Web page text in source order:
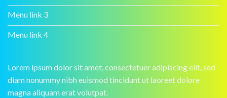
Menu link 3
Menu link 4
Lorem ipsum dolor sit amet, consectetuer adipiscing elit, sed
diam nonummy nibh euismod tincidunt ut laoreet dolore
magna aliquam erat volutpat.